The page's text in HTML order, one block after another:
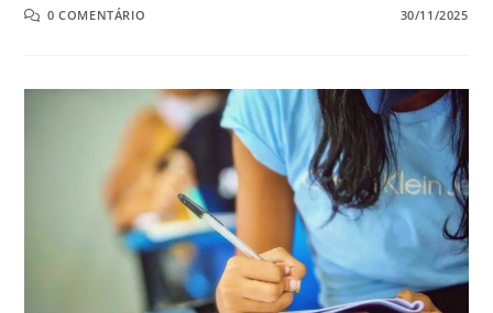
0 COMENTÁRIO 30/11/2025